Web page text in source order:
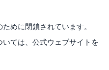
めに閉鎖されています。
ては、公式ウェブサイトを